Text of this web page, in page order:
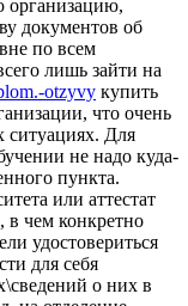
организацию,
документов об
по всем
лишь зайти на
otzyvy купить
что очень
ситуациях. Для
не надо куда-
пункта.
или аттестат
в чем конкретно
удостовериться
для себя
о них в